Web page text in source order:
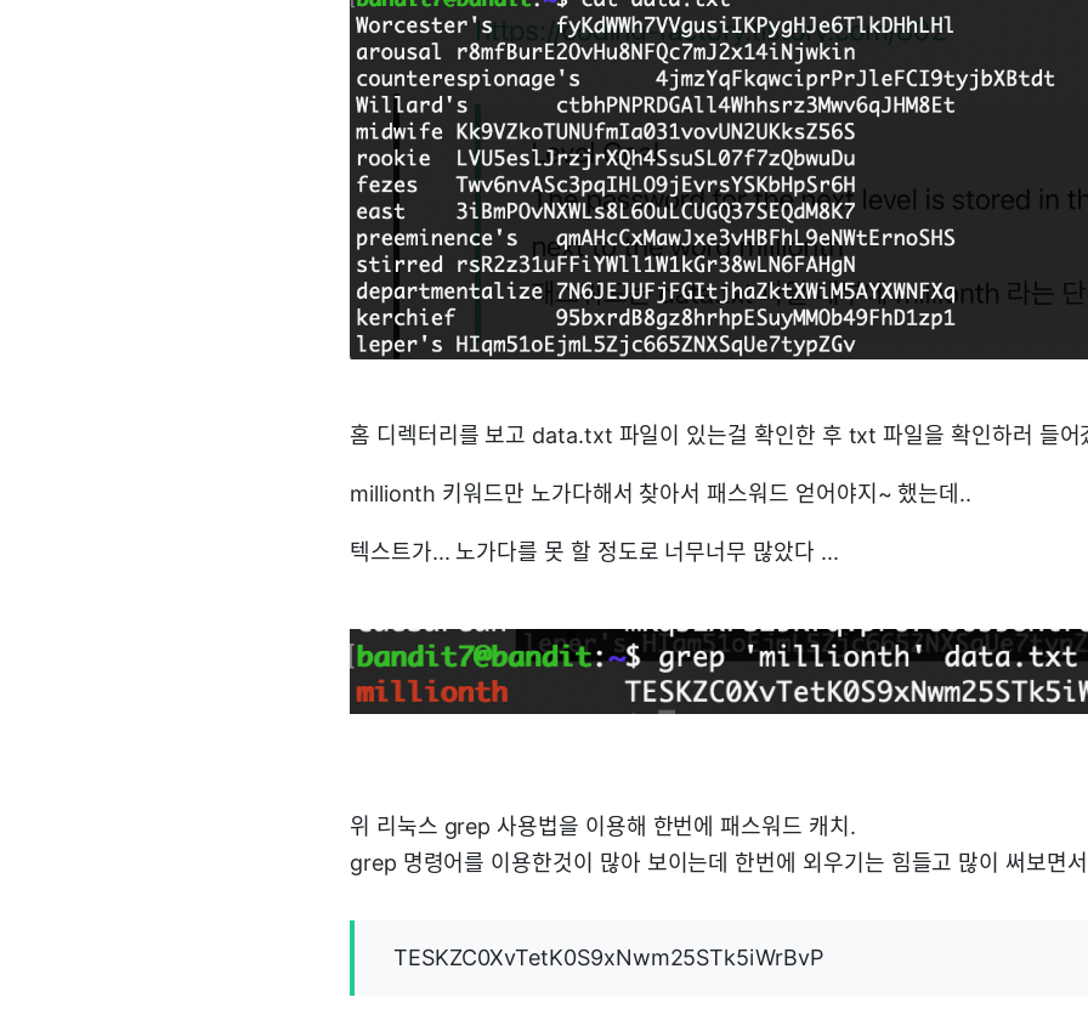
홈 디렉터리를 보고 data.txt 파일이 있는걸 확인한 후 txt 파일을 확인하러 들어
millionth 키워드만 노가다해서 찾아서 패스워드 얻어야지~ 했는데..
텍스트가... 노가다를 못 할 정도로 너무너무 많았다 ...
위 리눅스 grep 사용법을 이용해 한번에 패스워드 캐치.
grep 명령어를 이용한것이 많아 보이는데 한번에 외우기는 힘들고 많이 써보면
TESKZC0XvTetK0S9xNwm25STk5iWrBvP